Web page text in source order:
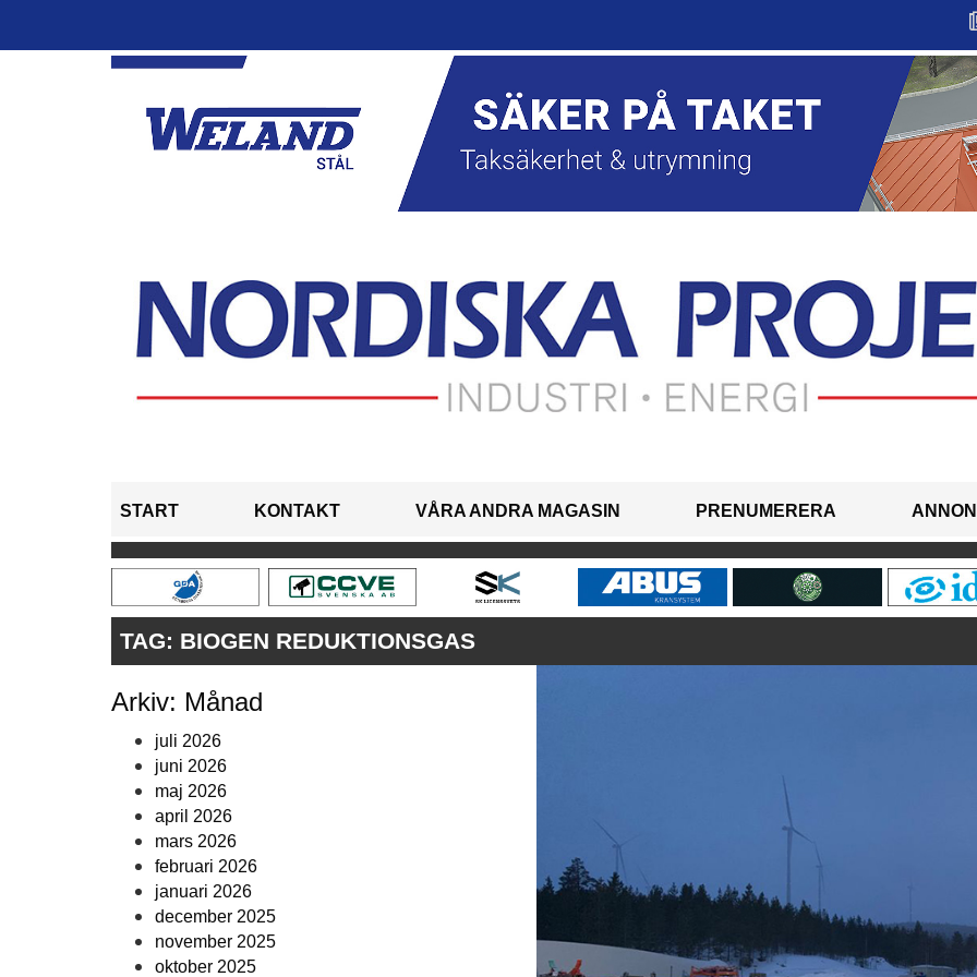
START KONTAKT VÅRA ANDRA MAGASIN PRENUMERERA
TAG: BIOGEN REDUKTIONSGAS
Arkiv: Månad
juli 2026
juni 2026
maj 2026
april 2026
mars 2026
februari 2026
januari 2026
december 2025
november 2025
oktober 2025